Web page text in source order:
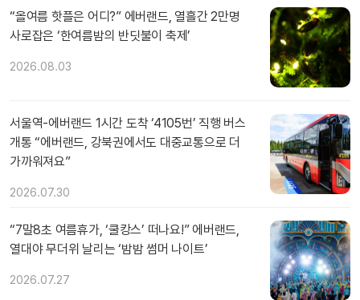
“올여름 핫플은 어디?” 에버랜드, 열흘간 2만명
사로잡은 ‘한여름밤의 반딧불이 축제’
2026.08.03
서울역-에버랜드 1시간 도착 ‘4105번’ 직행 버스
개통 “에버랜드, 강북권에서도 대중교통으로 더
가까워져요”
2026.07.30
“7말8초 여름휴가, ‘쿨캉스’ 떠나요!” 에버랜드,
열대야 무더위 날리는 ‘밤밤 썸머 나이트’
2026.07.27